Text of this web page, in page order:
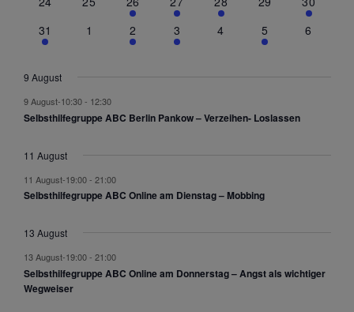
r
a
l
t
n
e
n
31
1 2 3 4 5 6
9 August
9 August-10:30- 12:30
Selbsthilfegruppe ABC Berlin Pankow – Verzeihen- Loslassen
11 August
11 August-19:00- 21:00
Selbsthilfegruppe ABC Online am Dienstag – Mobbing
13 August
13 August-19:00- 21:00
Selbsthilfegruppe ABC Online am Donnerstag – Angst als wichtiger
Wegweiser